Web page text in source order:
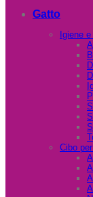
Gatto
Igiene
Cibo